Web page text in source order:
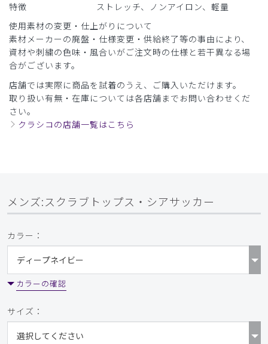
特徴
ストレッチ、ノンアイロン、軽量
使用素材の変更・仕上がりについて
素材メーカーの廃盤・仕様変更・供給終了等の事由により、
資材や刺繍の色味・風合いがご注文時の仕様と若干異なる場
合がございます。
店舗では実際に商品を試着のうえ、ご購入いただけます。
取り扱い有無・在庫については各店舗までお問い合わせくだ
さい。
クラシコの店舗一覧はこちら
メンズ:スクラブトップス・シアサッカー
カラー：
カラーの確認
サイズ：